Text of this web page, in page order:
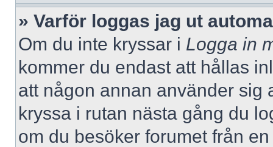
» Varför loggas jag ut
Om du inte kryssar i Logga in
kommer du endast att hållas
att någon annan använder sig
kryssa i rutan nästa gång du
om du besöker forumet från